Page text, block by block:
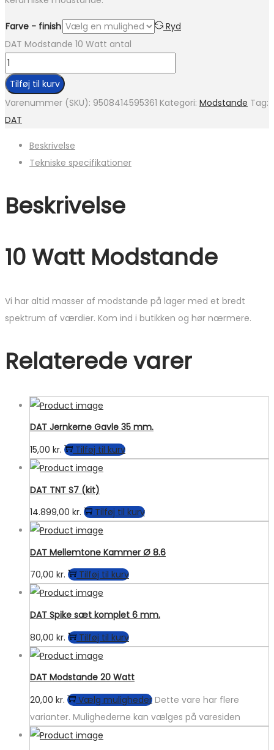
Farve - finish
Ryd
DAT Modstande 10 Watt antal
Tilføj til kurv
Varenummer (SKU): 9508414595361 Kategori: Modstande Tag:
DAT
Beskrivelse
Tekniske specifikationer
Beskrivelse
10 Watt Modstande
Vi har altid masser af modstande på lager med et bredt
spektrum af værdier. Kom ind i butikken og hør nærmere.
Relaterede varer
DAT Jernkerne Gavle 35 mm.
15,00 kr. Tilføj til kurv
DAT TNT S7 (kit)
14.899,00 kr. Tilføj til kurv
DAT Mellemtone Kammer Ø 8.6
70,00 kr. Tilføj til kurv
DAT Spike sæt komplet 6 mm.
80,00 kr. Tilføj til kurv
DAT Modstande 20 Watt
20,00 kr. Vælg muligheder Dette vare har flere
varianter. Mulighederne kan vælges på varesiden